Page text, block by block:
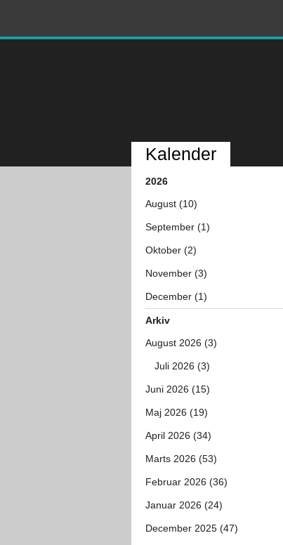
Kalender
2026
August (10)
September (1)
Oktober (2)
November (3)
December (1)
Arkiv
August 2026 (3)
Juli 2026 (3)
Juni 2026 (15)
Maj 2026 (19)
April 2026 (34)
Marts 2026 (53)
Februar 2026 (36)
Januar 2026 (24)
December 2025 (47)